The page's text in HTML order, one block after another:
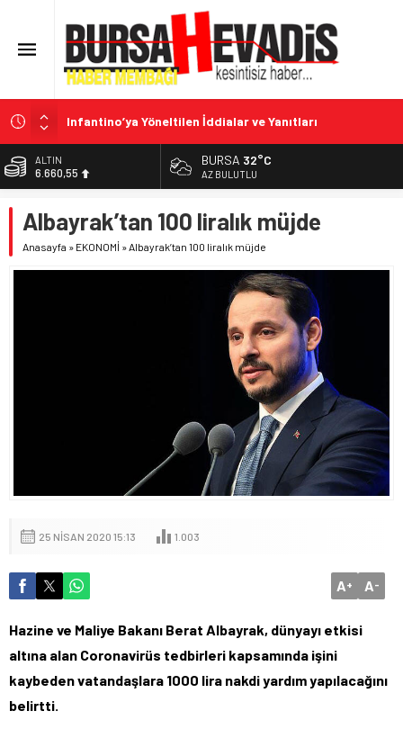
Infantino’ya Yöneltilen İddialar ve Yanıtları
İspanya-İtalya Schengen Gerilimi
Türkiye’nin Uluslararası Enerji Atılımı
Anlaşması
Terörsüz Türkiye: Kanun Teklifi ve Hukuki
ALTIN
6.660,55
13.779,39
DOLAR
BURSA 32°C
AZ BULUTLU
Albayrak’tan 100 liralık müjde
Anasayfa » EKONOMİ »Albayrak’tan 100 liralık müjde
25 NISAN 2020 15:13 1.003
A+ A-
Hazine ve Maliye Bakanı Berat Albayrak, dünyayı etkisi
altına alan Coronavirüs tedbirleri kapsamında işini
kaybeden vatandaşlara 1000 lira nakdi yardım yapılacağını
belirtti.